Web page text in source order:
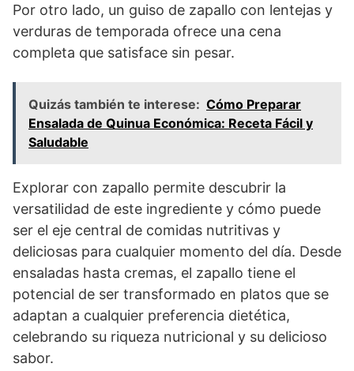
Por otro lado, un guiso de zapallo con lentejas y
verduras de temporada ofrece una cena
completa que satisface sin pesar.
Quizás también te interese: Cómo Preparar
Ensalada de Quinua Económica: Receta Fácil y
Saludable
Explorar con zapallo permite descubrir la
versatilidad de este ingrediente y cómo puede
ser el eje central de comidas nutritivas y
deliciosas para cualquier momento del día. Desde
ensaladas hasta cremas, el zapallo tiene el
potencial de ser transformado en platos que se
adaptan a cualquier preferencia dietética,
celebrando su riqueza nutricional y su delicioso
sabor.